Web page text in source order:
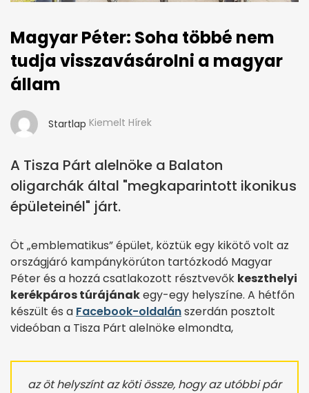
Magyar Péter: Soha többé nem
tudja visszavásárolni a magyar
állam
Startlap Kiemelt Hírek
A Tisza Párt alelnöke a Balaton
oligarchák által "megkaparintott ikonikus
épületeinél" járt.
Öt „emblematikus” épület, köztük egy kikötő volt az
országjáró kampánykörúton tartózkodó Magyar
Péter és a hozzá csatlakozott résztvevők keszthelyi
kerékpáros túrájánakegy-egy helyszíne. A hétfőn
készült és a Facebook-oldalánszerdán posztolt
videóban a Tisza Párt alelnöke elmondta,
az öt helyszínt az köti össze, hogy az utóbbi pár